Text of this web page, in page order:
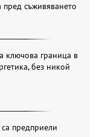
пред съживяването
ключова граница в
без никой
предприели